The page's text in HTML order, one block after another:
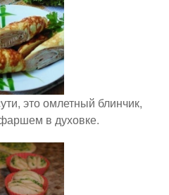
это омлетный блинчик,
в духовке.